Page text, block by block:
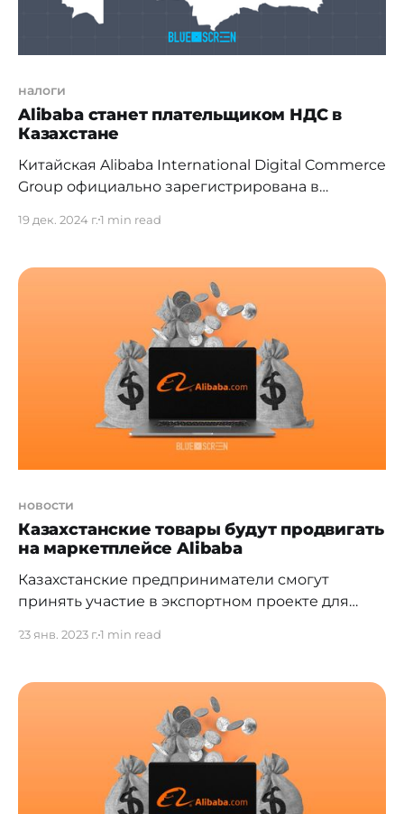
налоги
Alibaba станет плательщиком НДС в
Казахстане
Китайская Alibaba International Digital Commerce
Group официально зарегистрирована в
основе. Такое решение было принято по итогам
Комитетом государственных доходов (КГД)
Министерства финансов РК. Как сообщили в
КГД, на встрече обсуждались последние
изменения в законодательстве и особенности
налогового администрирования в сфере
19 дек. 2024 г.1 min read
новости
Казахстанские товары будут продвигать
на маркетплейсе Alibaba
Казахстанские предприниматели смогут
принять участие в экспортном проекте для
"Экспортная акселерация 2023", по выводу
отечественных товаропроизводителей на
международную платформу Alibaba, а также
участие в международных торговых
мероприятиях. Проекты реализуются
[https://www.gov.
23 янв. 2023 г.1 min read